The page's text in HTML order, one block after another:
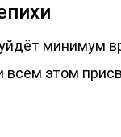
минимум
всем этом